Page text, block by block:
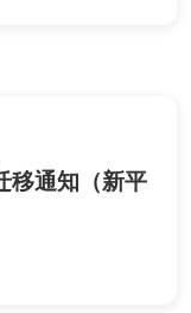
通知（新平